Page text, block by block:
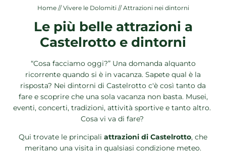
EN +39 0471 706361
Home //Vivere le Dolomiti //Attrazioni nei dintorni
Le più belle attrazioni a
Castelrotto e dintorni
“Cosa facciamo oggi?” Una domanda alquanto
ricorrente quando si è in vacanza. Sapete qual è la
risposta? Nei dintorni di Castelrotto c'è così tanto da
fare e scoprire che una sola vacanza non basta. Musei,
eventi, concerti, tradizioni, attività sportive e tanto altro.
Cosa vi va di fare?
Qui trovate le principali attrazioni di Castelrotto, che
meritano una visita in qualsiasi condizione meteo.